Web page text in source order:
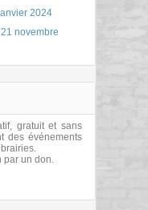
2024
novembre
gratuit et sans
des événements
un don.